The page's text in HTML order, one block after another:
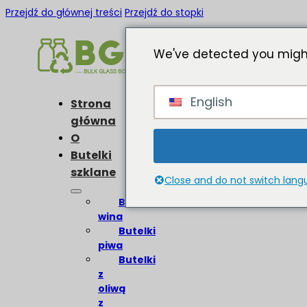
Przejdź do głównej treści Przejdź do stopki
Strona
główna
O
Butelki
szklane
Butelki
wina
Butelki
piwa
Butelki
z
oliwą
z
We've detected you
English
Close and do not switch